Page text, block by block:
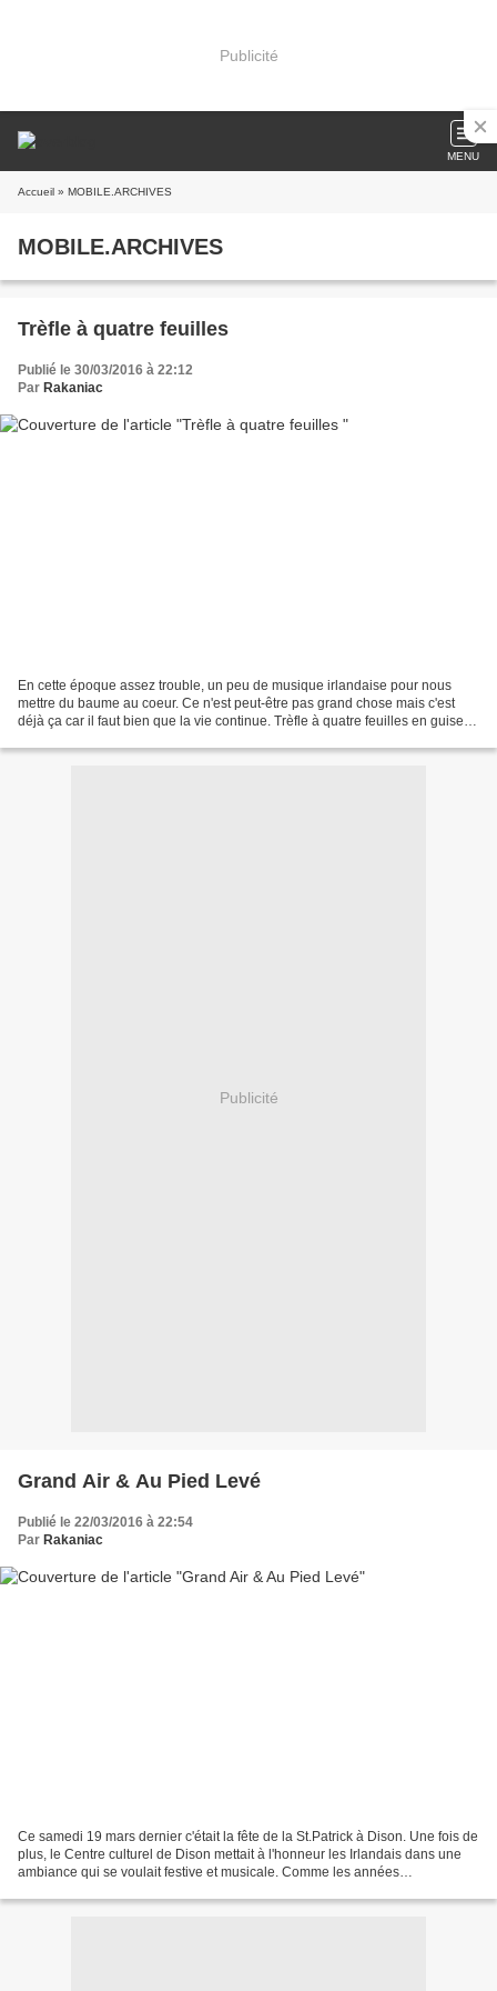
Publicité
MENU
Accueil » MOBILE.ARCHIVES
MOBILE.ARCHIVES
Trèfle à quatre feuilles
Publié le 30/03/2016 à 22:12
Par Rakaniac
En cette époque assez trouble, un peu de musique irlandaise pour nous
mettre du baume au coeur. Ce n'est peut-être pas grand chose mais c'est
déjà ça car il faut bien que la vie continue. Trèfle à quatre feuilles en guise
Publicité
Grand Air & Au Pied Levé
Publié le 22/03/2016 à 22:54
Par Rakaniac
Ce samedi 19 mars dernier c'était la fête de la St.Patrick à Dison. Une fois de
plus, le Centre culturel de Dison mettait à l'honneur les Irlandais dans une
ambiance qui se voulait festive et musicale. Comme les années